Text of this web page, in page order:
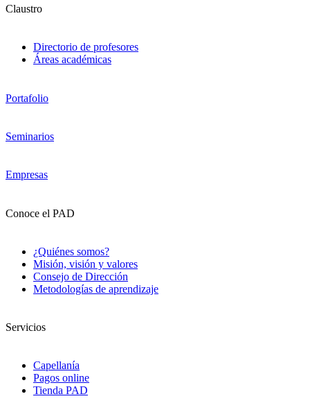
Claustro
Directorio de profesores
Áreas académicas
Portafolio
Seminarios
Empresas
Conoce el PAD
¿Quiénes somos?
Misión, visión y valores
Consejo de Dirección
Metodologías de aprendizaje
Servicios
Capellanía
Pagos online
Tienda PAD